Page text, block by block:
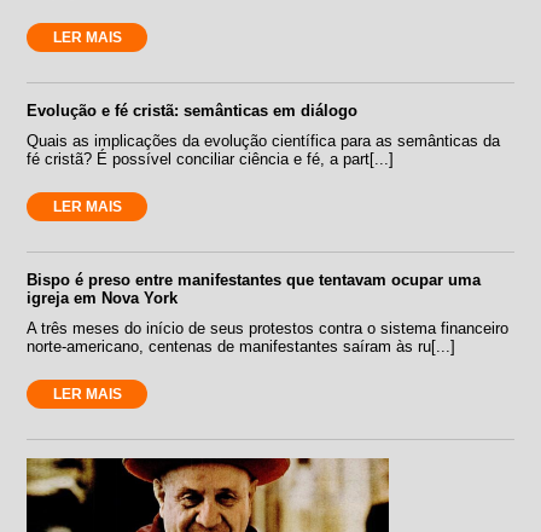
LER MAIS
Evolução e fé cristã: semânticas em diálogo
Quais as implicações da evolução científica para as semânticas da
fé cristã? É possível conciliar ciência e fé, a part[...]
LER MAIS
Bispo é preso entre manifestantes que tentavam ocupar uma
igreja em Nova York
A três meses do início de seus protestos contra o sistema financeiro
norte-americano, centenas de manifestantes saíram às ru[...]
LER MAIS